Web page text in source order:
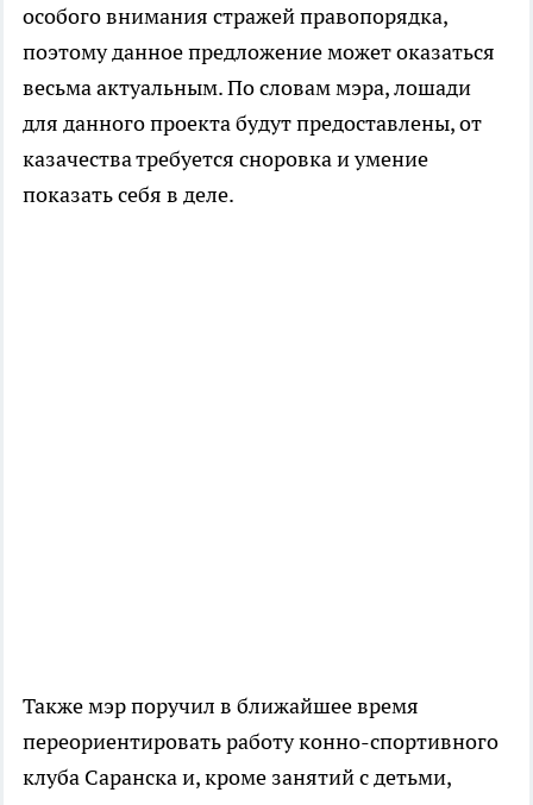
особого внимания стражей правопорядка,
поэтому данное предложение может оказаться
весьма актуальным. По словам мэра, лошади
для данного проекта будут предоставлены, от
казачества требуется сноровка и умение
показать себя в деле.
Также мэр поручил в ближайшее время
переориентировать работу конно-спортивного
клуба Саранска и, кроме занятий с детьми,